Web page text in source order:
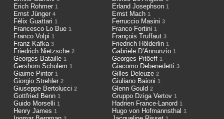
Erich Rohmer 1 Erland Josephson 1
Ernst Jünger 4 Ernst Mach 1
Félix Guattari 1 Ferruccio Masini 3
Francesco Lo Bue 1 Franco Fortini 1
Franco Volpi 1 François Truffaut 3
Franz Kafka 3 Friedrich Hölderlin 1
Friedrich Nietzsche 2 Gabriele D’Annunzio 1
Georges Bataille 1 Georges Pitöeff 1
Gershom Scholem 1 Giacomo Debenedetti 3
Giaime Pintor 1 Gilles Deleuze 2
Giorgio Strehler 2 Giuliano Baioni 1
Giuseppe Bertolucci 2 Glenn Gould 2
Gottfried Benn 1 Gruppo Dziga Vertov 1
Guido Morselli 1 Hadrien France-Lanord 1
Henry James 1 Hugo von Hofmannsthal 1